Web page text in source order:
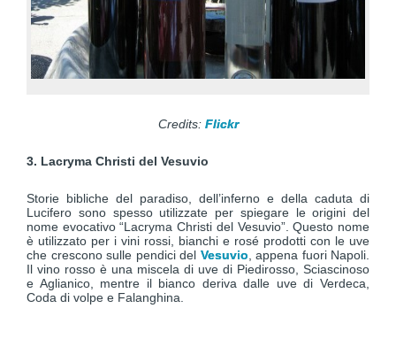
Credits: Flickr
3. Lacryma Christi del Vesuvio
Storie bibliche del paradiso, dell’inferno e della caduta di
Lucifero sono spesso utilizzate per spiegare le origini del
nome evocativo “Lacryma Christi del Vesuvio”. Questo nome
è utilizzato per i vini rossi, bianchi e rosé prodotti con le uve
che crescono sulle pendici del Vesuvio , appena fuori Napoli.
Il vino rosso è una miscela di uve di Piedirosso, Sciascinoso
e Aglianico, mentre il bianco deriva dalle uve di Verdeca,
Coda di volpe e Falanghina.